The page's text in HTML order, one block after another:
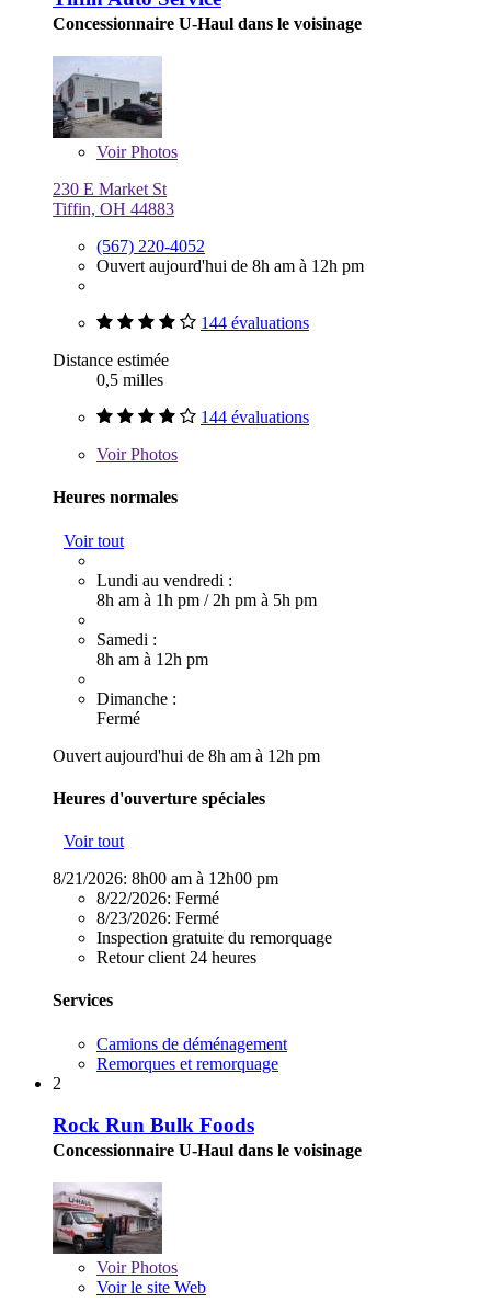
Concessionnaire U-Haul dans le voisinage
VoirPhotos
230 E Market St
Tiffin, OH 44883
(567) 220-4052
Ouvert aujourd'hui de 8h am à 12h pm
144 évaluations
Distance estimée
0,5 milles
144 évaluations
VoirPhotos
Heures normales
Voir tout
Lundi au vendredi :
8h am à 1h pm / 2h pm à 5h pm
Samedi :
8h am à 12h pm
Dimanche :
Fermé
Ouvert aujourd'hui de 8h am à 12h pm
Heures d'ouverture spéciales
Voir tout
8/21/2026: 8h00 am à 12h00 pm
8/22/2026: Fermé
8/23/2026: Fermé
Inspection gratuite du remorquage
Retour client 24 heures
Services
Camions de déménagement
Remorques et remorquage
2
Rock Run Bulk Foods
Concessionnaire U-Haul dans le voisinage
VoirPhotos
Voir le site Web